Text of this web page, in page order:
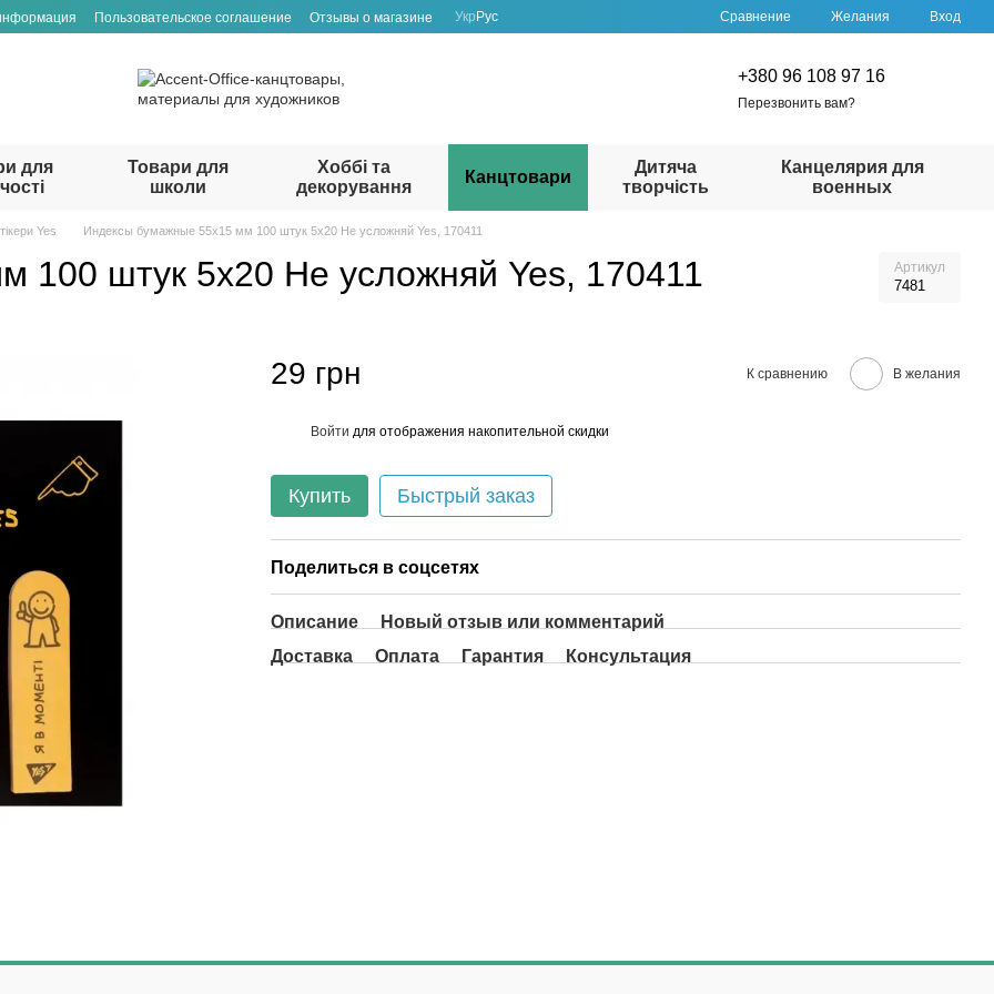
Пользовательское соглашение Отзывы о магазине Укр Рус Сравнение Желания Вход
+380 96 108 97 16
Перезвонить вам?
для
Товари для
школи
Хоббі та
декорування
Канцтовари
Дитяча
творчість
Канцелярия для
военных
Yes Индексы бумажные 55х15 мм 100 штук 5x20 Не усложняй Yes, 170411
100 штук 5x20 Не усложняй Yes, 170411 Артикул
7481
29 грн К сравнению В желания
Войти для отображения накопительной скидки
Купить Быстрый заказ
Поделиться в соцсетях
Описание
Новый отзыв или комментарий
Доставка
Оплата Гарантия Консультация